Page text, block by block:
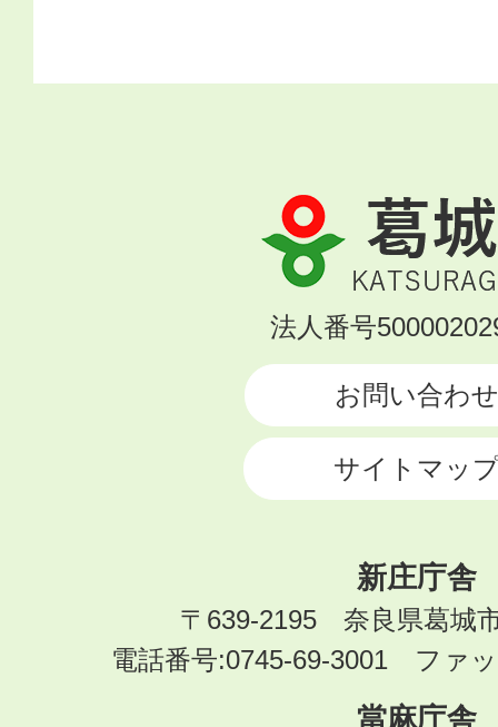
葛
城
市
KATSURAGI
法人番号
お問い合わせ
サイトマッ
新庄庁舎
〒639-2195 奈良県葛城
電話番号:0745-69-3001 ファ
當麻庁舎